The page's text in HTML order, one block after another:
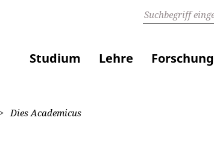
Studium Lehre Forschung
Dies Academicus